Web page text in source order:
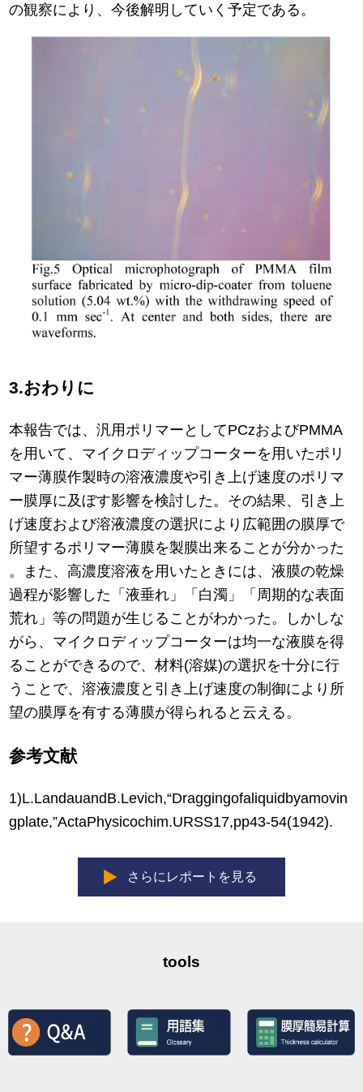
の観察により、今後解明していく予定である。
3.おわりに
本報告では、汎用ポリマーとしてPCzおよびPMMA
を用いて、マイクロディップコーターを用いたポリ
マー薄膜作製時の溶液濃度や引き上げ速度のポリマ
ー膜厚に及ぼす影響を検討した。その結果、引き上
げ速度および溶液濃度の選択により広範囲の膜厚で
所望するポリマー薄膜を製膜出来ることが分かった
。また、高濃度溶液を用いたときには、液膜の乾燥
過程が影響した「液垂れ」「白濁」「周期的な表面
荒れ」等の問題が生じることがわかった。しかしな
がら、マイクロディップコーターは均一な液膜を得
ることができるので、材料(溶媒)の選択を十分に行
うことで、溶液濃度と引き上げ速度の制御により所
望の膜厚を有する薄膜が得られると云える。
参考文献
1)L.LandauandB.Levich,“Draggingofaliquidbyamovin
gplate,”ActaPhysicochim.URSS17,pp43‐54(1942).
さらにレポートを見る
tools